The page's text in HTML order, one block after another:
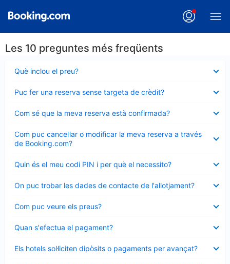
Les 10 preguntes més freqüents
Què inclou el preu?
tancat
Puc fer una reserva sense targeta de crèdit?
tancat
Com sé que la meva reserva està confirmada?
tancat
Com puc cancel·lar o modificar la meva reserva a través
de Booking.com?
tancat
Quin és el meu codi PIN i per què el necessito?
tancat
On puc trobar les dades de contacte de l'allotjament?
tancat
Com puc veure els preus?
tancat
Quan s'efectua el pagament?
tancat
Els hotels sol·liciten dipòsits o pagaments per avançat?
tancat